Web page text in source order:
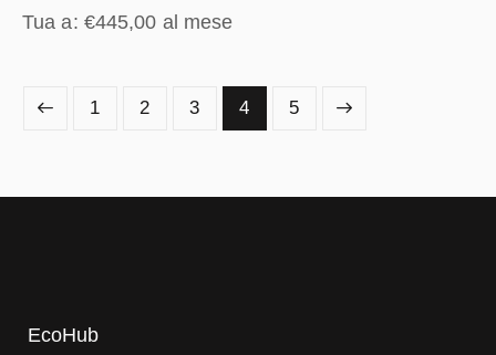
Tua a: €445,00 al mese
1 2 3 4 5
→
EcoHub